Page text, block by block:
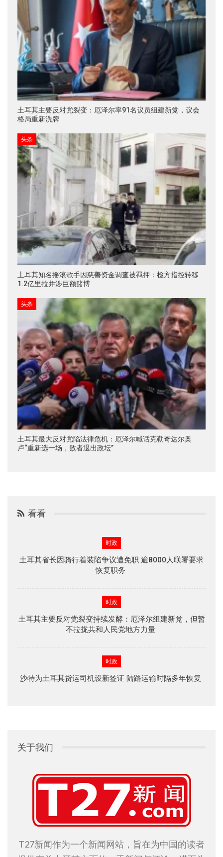
土耳其主要反对党裂变：厄泽尔率91名议员组建新党，议会
格局重新洗牌
头条
土耳其知名摇滚歌手因慈善资金调查被羁押：检方指控转移
1.2亿里拉并涉巨额赌博
头条
土耳其最大反对党陷法律危机：厄泽尔喊话克勒奇达尔奥
卢“重新选一场，败者退出政坛”
看看
时政
土耳其省长因骑行着装陷争议遭免职 逾8000人联署要求
恢复职务
时政
土耳其主要反对党裂变持续发酵：厄泽尔组建新党，但暂
不拉拢共和人民党地方力量
时政
沙特为土耳其货运司机设新签证 陆路运输时隔多年恢复
关于我们
T27新闻作为一个新闻网站，旨在为中国的读者